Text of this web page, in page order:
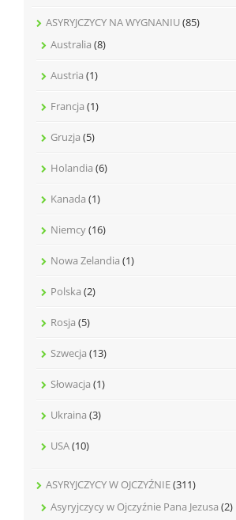
ASYRYJCZYCY NA WYGNANIU(85)
Australia (8)
Austria (1)
Francja (1)
Gruzja (5)
Holandia (6)
Kanada (1)
Niemcy(16)
Nowa Zelandia (1)
Polska (2)
Rosja (5)
Szwecja (13)
Słowacja (1)
Ukraina (3)
USA(10)
ASYRYJCZYCY W OJCZYŹNIE(311)
Asyryjczycy w Ojczyźnie Pana Jezusa (2)